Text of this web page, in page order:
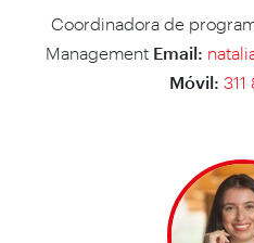
Coordinadora de
Management Email:
Móvil: 311